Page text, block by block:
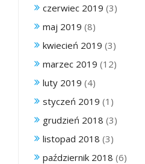
czerwiec 2019 (3)
maj 2019 (8)
kwiecień 2019 (3)
marzec 2019 (12)
luty 2019 (4)
styczeń 2019 (1)
grudzień 2018 (3)
listopad 2018 (3)
październik 2018 (6)